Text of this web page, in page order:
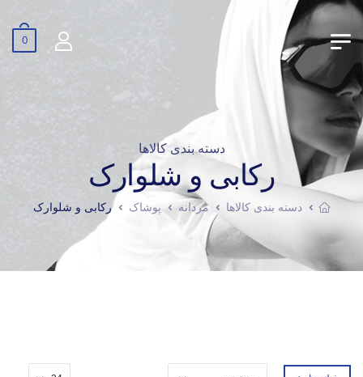
0
دسته بندی کالاها
رکابی و شلوارک
دسته بندی کالاها مردانه پوشاک رکابی و شلوارک